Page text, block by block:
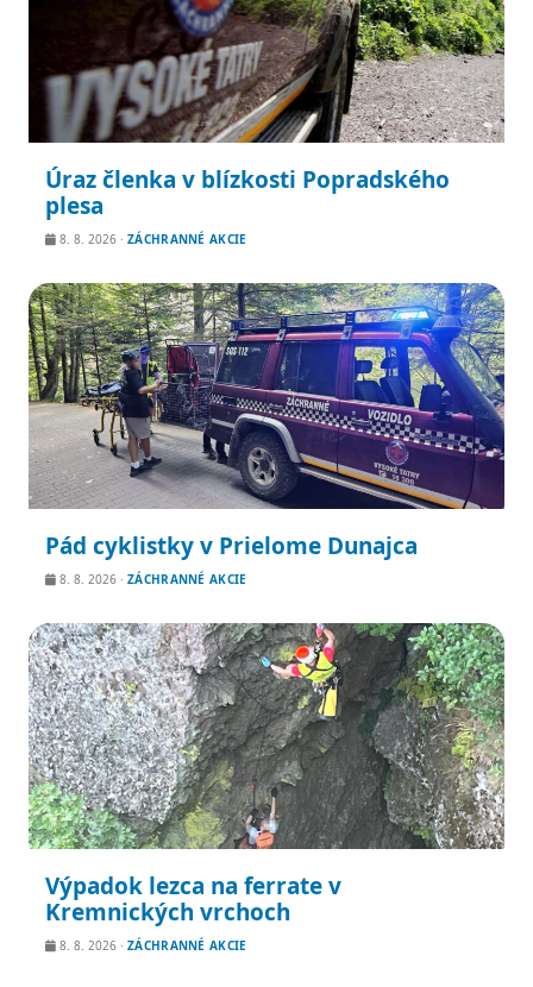
Úraz členka v blízkosti Popradského
plesa
8. 8. 2026 · ZÁCHRANNÉ AKCIE
Pád cyklistky v Prielome Dunajca
8. 8. 2026 · ZÁCHRANNÉ AKCIE
Výpadok lezca na ferrate v
Kremnických vrchoch
8. 8. 2026 · ZÁCHRANNÉ AKCIE